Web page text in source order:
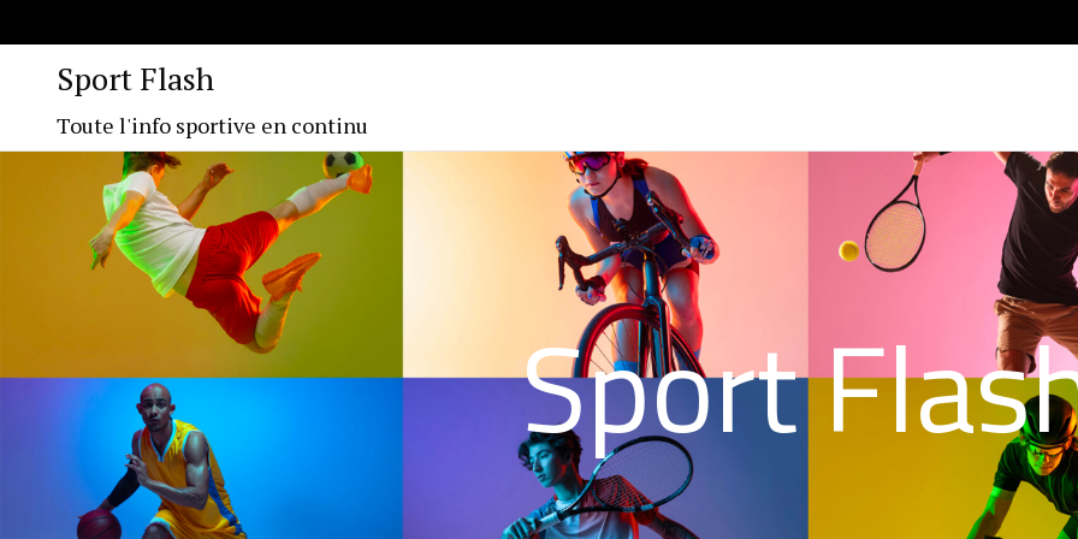
Sport Flash
Toute l'info sportive en continu
Sport